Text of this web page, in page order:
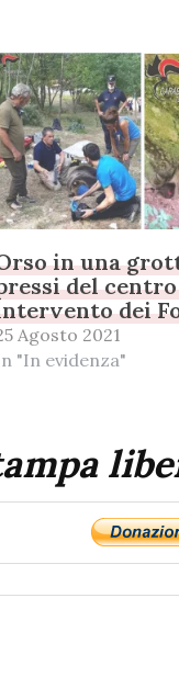
in una
del
dei
Agosto 2021
"In evidenza"